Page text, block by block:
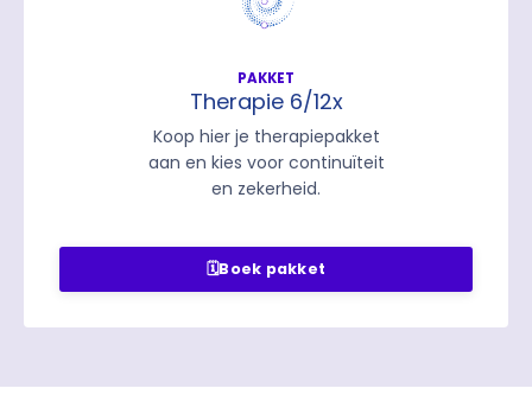
PAKKET
Therapie 6/12x
Koop hier je therapiepakket
aan en kies voor continuïteit
en zekerheid.
🗓️Boek pakket